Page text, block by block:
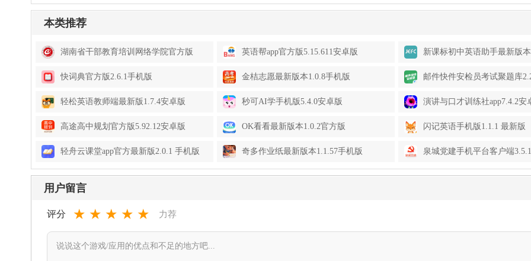
本类推荐
湖南省干部教育培训网络学院官方版
1.5.260731安卓版
英语帮app官方版5.15.611安卓版 新课标初中英语助手最新版
版
快词典官方版2.6.1手机版 金桔志愿最新版本1.0.8手机版 邮件快件安检员考试聚题库
轻松英语教师端最新版1.7.4安卓版 秒可AI学手机版5.4.0安卓版 演讲与口才训练社app7.4.2安
高途高中规划官方版5.92.12安卓版 OK看看最新版本1.0.2官方版 闪记英语手机版1.1.1 最新版
轻舟云课堂app官方最新版2.0.1 手机版 奇多作业纸最新版本1.1.57手机版 泉城党建手机平台客户端
用户留言
评分 ★ ★ ★ ★ ★ 力荐